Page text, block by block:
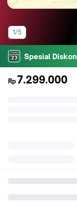
1/5
Spesial Diskon
Rp7.299.000